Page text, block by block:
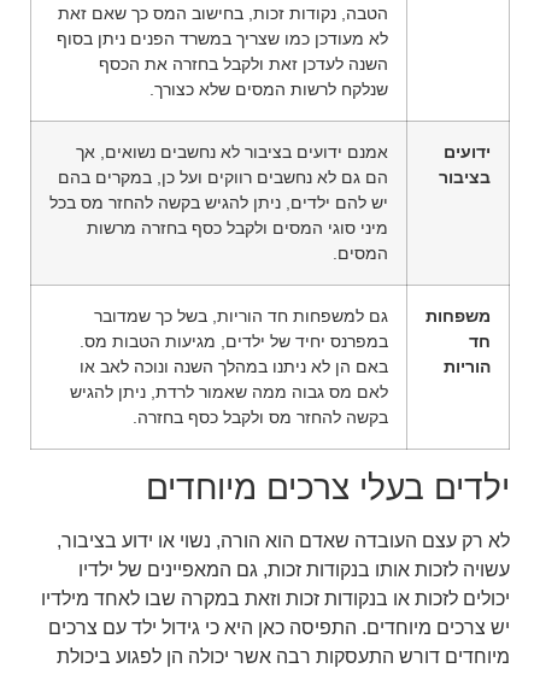
הטבה, נקודות זכות, בחישוב המס כך שאם זאת
לא מעודכן כמו שצריך במשרד הפנים ניתן בסוף
השנה לעדכן זאת ולקבל בחזרה את הכסף
שנלקח לרשות המסים שלא כצורך.
ידועים
בציבור
אמנם ידועים בציבור לא נחשבים נשואים, אך
הם גם לא נחשבים רווקים ועל כן, במקרים בהם
יש להם ילדים, ניתן להגיש בקשה להחזר מס בכל
מיני סוגי המסים ולקבל כסף בחזרה מרשות
המסים.
משפחות
חד
הוריות
גם למשפחות חד הוריות, בשל כך שמדובר
במפרנס יחיד של ילדים, מגיעות הטבות מס.
באם הן לא ניתנו במהלך השנה ונוכה לאב או
לאם מס גבוה ממה שאמור לרדת, ניתן להגיש
בקשה להחזר מס ולקבל כסף בחזרה.
ילדים בעלי צרכים מיוחדים
לא רק עצם העובדה שאדם הוא הורה, נשוי או ידוע בציבור,
עשויה לזכות אותו בנקודות זכות, גם המאפיינים של ילדיו
יכולים לזכות או בנקודות זכות וזאת במקרה שבו לאחד מילדיו
יש צרכים מיוחדים. התפיסה כאן היא כי גידול ילד עם צרכים
מיוחדים דורש התעסקות רבה אשר יכולה הן לפגוע ביכולת